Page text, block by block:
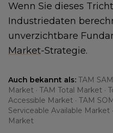
Wenn Sie dieses
Industriedaten
unverzichtbare
Market-Strategie.
Auch bekannt als: TAM
Market · TAM Total Market ·
Accessible Market · TAM
Serviceable Available Market
Market